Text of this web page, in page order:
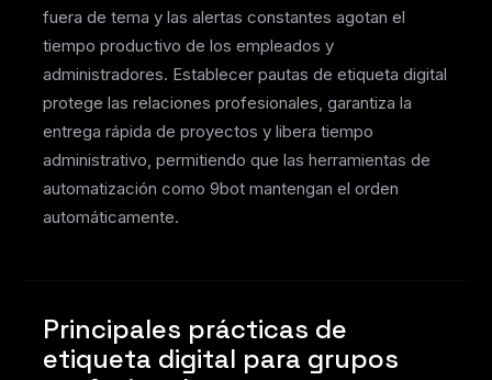
fuera de tema y las alertas constantes agotan el
tiempo productivo de los empleados y
administradores. Establecer pautas de etiqueta digital
protege las relaciones profesionales, garantiza la
entrega rápida de proyectos y libera tiempo
administrativo, permitiendo que las herramientas de
automatización como 9bot mantengan el orden
automáticamente.
Principales prácticas de
etiqueta digital para grupos